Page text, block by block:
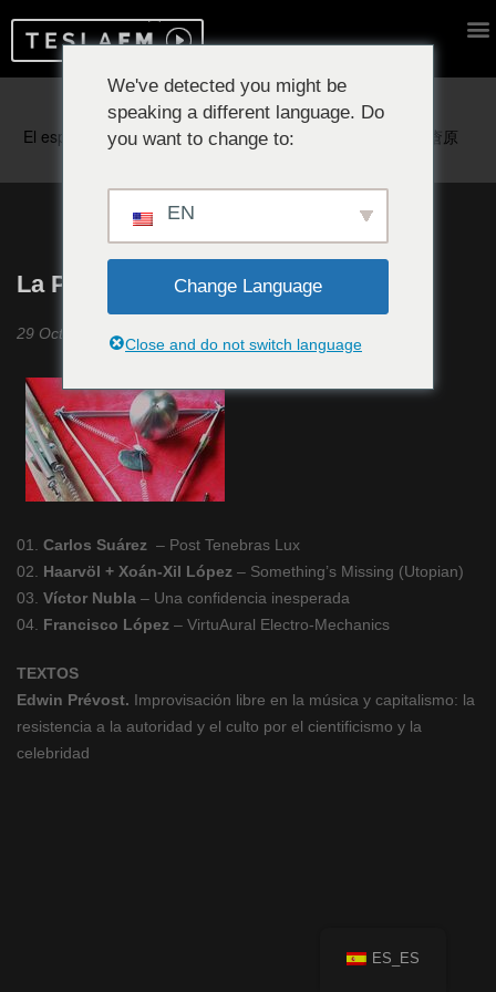
Reproduciendo ahora:
La Política del Ruido #8
29 Octubre 2019
01. Carlos Suárez – Post Tenebras Lux
02. Haarvöl + Xoán-Xil López – Something’s Missing (Utopian)
03. Víctor Nubla – Una confidencia inesperada
04. Francisco López – VirtuAural Electro-Mechanics
TEXTOS
Edwin Prévost. Improvisación libre en la música y capitalismo: la
resistencia a la autoridad y el culto por el cientificismo y la
celebridad
ES_ES
We've detected you might be
speaking a different language. Do
you want to change to:
EN
Change Language
Close and do not switch language